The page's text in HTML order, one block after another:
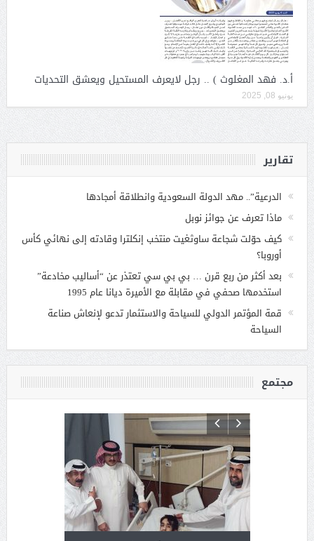
أ.د. فهد المغلوث ) .. رجل لايعرف المستحيل ويعشق التحديات
يونيو 08, 2025
تقارير
الدرعية”.. مهد الدولة السعودية وانطلاقة أمجادها
ماذا تعرف عن جوائز نوبل
كيف حوّلت شجاعة ساوثغيت منتخب إنكلترا وقادته إلى نهائي كأس
أوروبا؟
بعد أكثر من ربع قرن … بي بي سي تعتذر عن “أساليب مخادعة”
استخدمها صحفي في مقابلة مع الأميرة ديانا عام 1995
قمة المؤتمر الدولي للسياحة والاستثمار تدعو لإنعاش صناعة
السياحة
مجتمع